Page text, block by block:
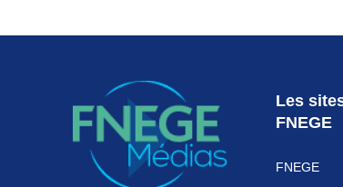
Les
FNEGE
FNEGE